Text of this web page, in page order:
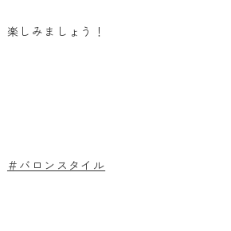
楽しみましょう！
＃バロンスタイル